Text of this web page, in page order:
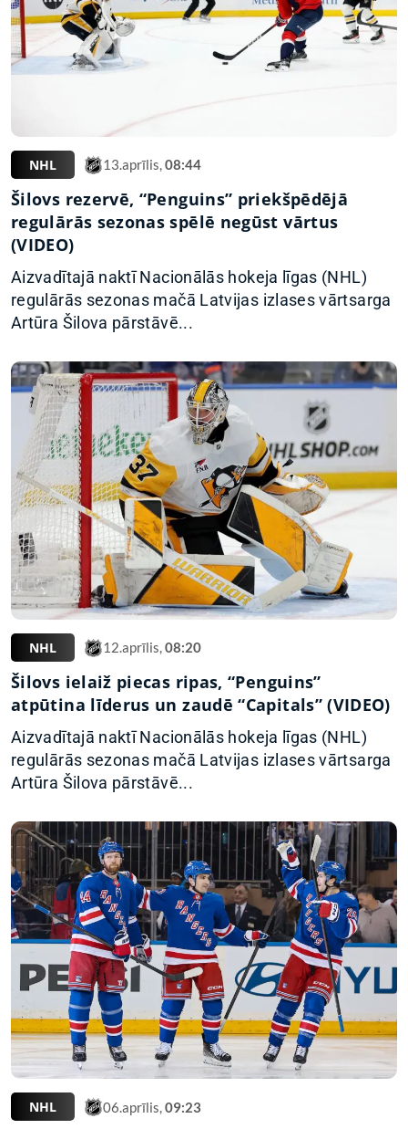
NHL 13.aprīlis,08:44
Šilovs rezervē, “Penguins” priekšpēdējā
regulārās sezonas spēlē negūst vārtus
(VIDEO)
Aizvadītajā naktī Nacionālās hokeja līgas (NHL)
regulārās sezonas mačā Latvijas izlases vārtsarga
Artūra Šilova pārstāvē...
NHL 12.aprīlis,08:20
Šilovs ielaiž piecas ripas, “Penguins”
atpūtina līderus un zaudē “Capitals” (VIDEO)
Aizvadītajā naktī Nacionālās hokeja līgas (NHL)
regulārās sezonas mačā Latvijas izlases vārtsarga
Artūra Šilova pārstāvē...
NHL 06.aprīlis,09:23